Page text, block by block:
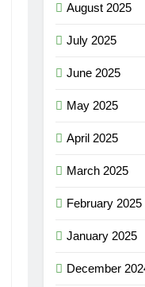
August 2025
July 2025
June 2025
May 2025
April 2025
March 2025
February 2025
January 2025
December